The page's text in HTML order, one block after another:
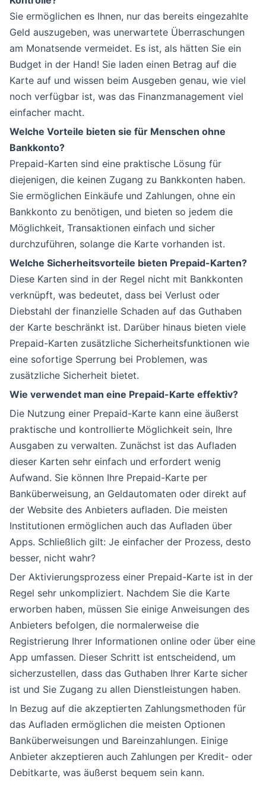
Sie ermöglichen es Ihnen, nur das bereits eingezahlte
Geld auszugeben, was unerwartete Überraschungen
am Monatsende vermeidet. Es ist, als hätten Sie ein
Budget in der Hand! Sie laden einen Betrag auf die
Karte auf und wissen beim Ausgeben genau, wie viel
noch verfügbar ist, was das Finanzmanagement viel
einfacher macht.
Welche Vorteile bieten sie für Menschen ohne
Bankkonto?
Prepaid-Karten sind eine praktische Lösung für
diejenigen, die keinen Zugang zu Bankkonten haben.
Sie ermöglichen Einkäufe und Zahlungen, ohne ein
Bankkonto zu benötigen, und bieten so jedem die
Möglichkeit, Transaktionen einfach und sicher
durchzuführen, solange die Karte vorhanden ist.
Welche Sicherheitsvorteile bieten Prepaid-Karten?
Diese Karten sind in der Regel nicht mit Bankkonten
verknüpft, was bedeutet, dass bei Verlust oder
Diebstahl der finanzielle Schaden auf das Guthaben
der Karte beschränkt ist. Darüber hinaus bieten viele
Prepaid-Karten zusätzliche Sicherheitsfunktionen wie
eine sofortige Sperrung bei Problemen, was
zusätzliche Sicherheit bietet.
Wie verwendet man eine Prepaid-Karte effektiv?
Die Nutzung einer Prepaid-Karte kann eine äußerst
praktische und kontrollierte Möglichkeit sein, Ihre
Ausgaben zu verwalten. Zunächst ist das Aufladen
dieser Karten sehr einfach und erfordert wenig
Aufwand. Sie können Ihre Prepaid-Karte per
Banküberweisung, an Geldautomaten oder direkt auf
der Website des Anbieters aufladen. Die meisten
Institutionen ermöglichen auch das Aufladen über
Apps. Schließlich gilt: Je einfacher der Prozess, desto
besser, nicht wahr?
Der Aktivierungsprozess einer Prepaid-Karte ist in der
Regel sehr unkompliziert. Nachdem Sie die Karte
erworben haben, müssen Sie einige Anweisungen des
Anbieters befolgen, die normalerweise die
Registrierung Ihrer Informationen online oder über eine
App umfassen. Dieser Schritt ist entscheidend, um
sicherzustellen, dass das Guthaben Ihrer Karte sicher
ist und Sie Zugang zu allen Dienstleistungen haben.
In Bezug auf die akzeptierten Zahlungsmethoden für
das Aufladen ermöglichen die meisten Optionen
Banküberweisungen und Bareinzahlungen. Einige
Anbieter akzeptieren auch Zahlungen per Kredit- oder
Debitkarte, was äußerst bequem sein kann.